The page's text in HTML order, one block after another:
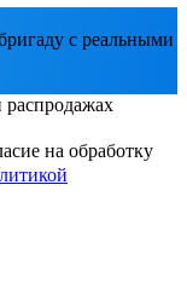
с реальными
на обработку